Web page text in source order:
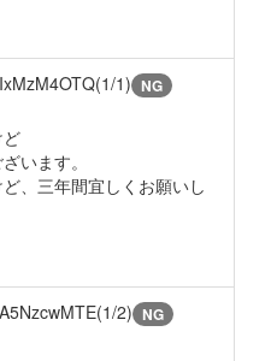
1) NG
います。
、三年間宜しくお願いし
2) NG